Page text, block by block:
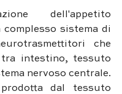
dell'appetito
sistema di
che
tra intestino, tessuto
nervoso centrale.
dal tessuto